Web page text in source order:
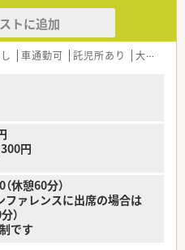
、子育て中の方も安心して働けま
価格で利用可能です。
月に約30件あり）
へ提案できる方
、腎臓の科目に興味ある方
対応などマルチにご興味のある方、
トに追加
車通勤可 託児所あり 大手チェーン以外
円
休憩60分）
ァレンスに出席の場合は
）
です